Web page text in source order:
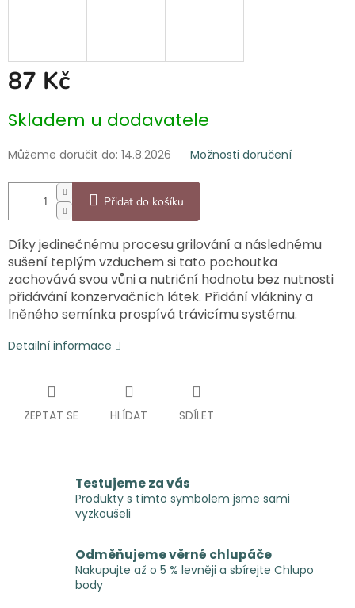
87 Kč
cena:
Skladem u dodavatele
Můžeme doručit do: 14.8.2026 Možnosti doručení
Přidat do košíku
Díky jedinečnému procesu grilování a následnému
sušení teplým vzduchem si tato pochoutka
zachovává svou vůni a nutriční hodnotu bez nutnosti
přidávání konzervačních látek. Přidání vlákniny a
lněného semínka prospívá trávicímu systému.
Detailní informace
ZEPTAT SE HLÍDAT SDÍLET
Testujeme za vás
Produkty s tímto symbolem jsme sami
vyzkoušeli
Odměňujeme věrné chlupáče
Nakupujte až o 5 % levněji a sbírejte Chlupo
body